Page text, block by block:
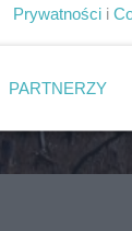
Prywatności i
PARTNERZY